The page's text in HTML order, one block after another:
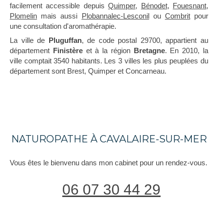
facilement accessible depuisQuimper, Bénodet, Fouesnant,
Plomelin mais aussi Plobannalec-Lesconilou Combritpour
une consultation d'aromathérapie.
La ville de Pluguffan, de code postal 29700, appartient au
département Finistèreet à la région Bretagne. En 2010, la
ville comptait 3540 habitants. Les 3 villes les plus peuplées du
département sont Brest, Quimper et Concarneau.
NATUROPATHE À CAVALAIRE-SUR-MER
Vous êtes le bienvenu dans mon cabinet pour un rendez-vous.
06 07 30 44 29